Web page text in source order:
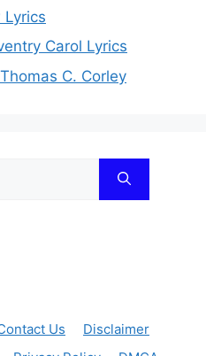
Lyrics
Carol Lyrics
C. Corley
Us
Disclaimer